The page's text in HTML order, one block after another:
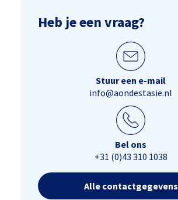
Heb je een vraag?
Stuur een e-mail
info@aondestasie.nl
Bel ons
+31 (0)43 310 1038
Alle contactgegevens